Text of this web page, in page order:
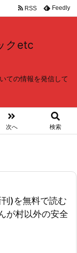
クetc
ての情報を発信して
次へ 検索
RSS Feedly
)を無料で読む
が村以外の安全